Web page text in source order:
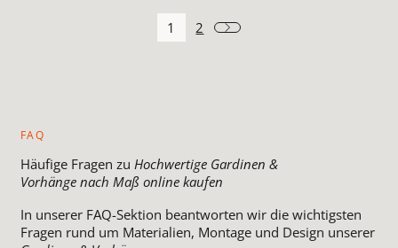
1 2
FAQ
Häufige Fragen zu Hochwertige Gardinen &
Vorhänge nach Maß online kaufen
In unserer FAQ-Sektion beantworten wir die wichtigsten
Fragen rund um Materialien, Montage und Design unserer